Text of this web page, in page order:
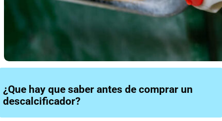
¿Que hay que saber antes de comprar un
descalcificador?